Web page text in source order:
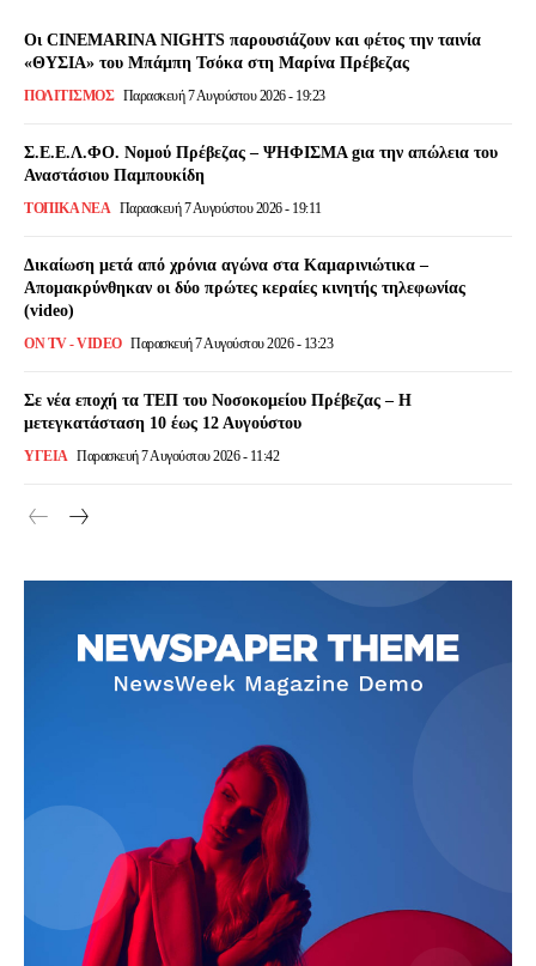
Οι CINEMARINA NIGHTS παρουσιάζουν και φέτος την ταινία
«ΘΥΣΙΑ» του Μπάμπη Τσόκα στη Μαρίνα Πρέβεζας
ΠΟΛΙΤΙΣΜΌΣ Παρασκευή 7 Αυγούστου 2026 - 19:23
Σ.Ε.Ε.Λ.ΦΟ. Νομού Πρέβεζας – ΨΗΦΙΣΜΑ gια την απώλεια του
Αναστάσιου Παμπουκίδη
ΤΟΠΙΚΆ ΝΈΑ Παρασκευή 7 Αυγούστου 2026 - 19:11
Δικαίωση μετά από χρόνια αγώνα στα Καμαρινιώτικα –
Απομακρύνθηκαν οι δύο πρώτες κεραίες κινητής τηλεφωνίας
(video)
ON TV - VIDEO Παρασκευή 7 Αυγούστου 2026 - 13:23
Σε νέα εποχή τα ΤΕΠ του Νοσοκομείου Πρέβεζας – Η
μετεγκατάσταση 10 έως 12 Αυγούστου
ΥΓΕΙΑ Παρασκευή 7 Αυγούστου 2026 - 11:42